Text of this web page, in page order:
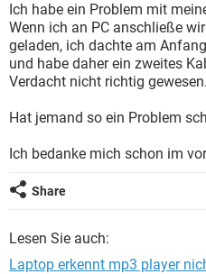
FACEBOOK
WINDOWS 10
WHATSAPP
FACEBOOK
Ich habe ein Problem mit
Wenn ich an PC anschließe
geladen, ich dachte am
und habe daher ein zweites
Verdacht nicht richtig
Hat jemand so ein Problem
Ich bedanke mich schon im
Share
Lesen Sie auch:
Laptop erkennt mp3 player